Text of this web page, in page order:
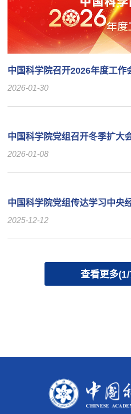
中国科学院召开2026年度工作
2026-01-30
中国科学院党组召开冬季扩大
2026-01-08
中国科学院党组传达学习中央
2025-12-12
查看更多